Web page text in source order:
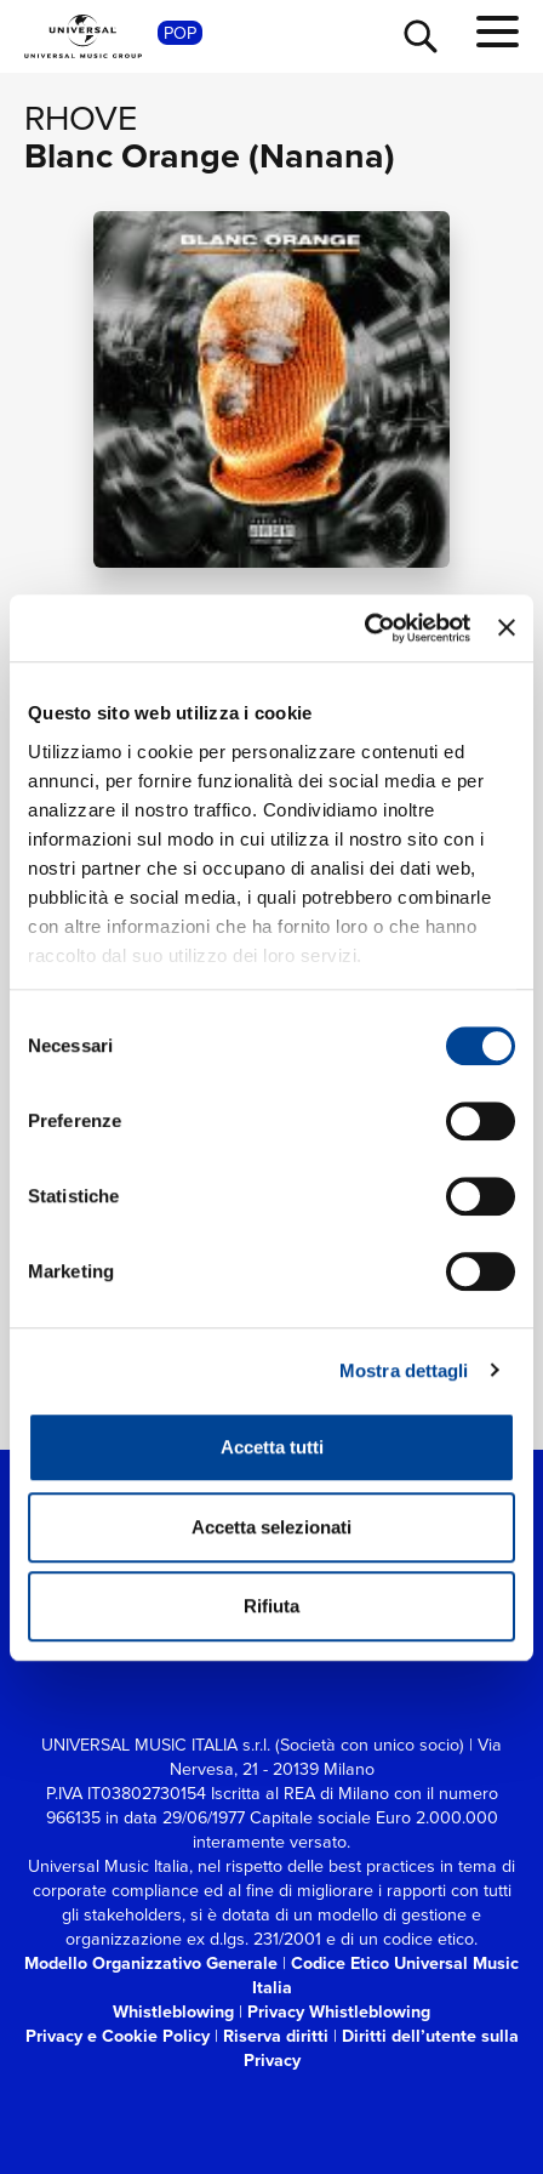
Questo sito web utilizza i cookie
Utilizziamo i cookie per personalizzare contenuti ed
annunci, per fornire funzionalità dei social media e per
analizzare il nostro traffico. Condividiamo inoltre
informazioni sul modo in cui utilizza il nostro sito con i
nostri partner che si occupano di analisi dei dati web,
pubblicità e social media, i quali potrebbero combinarle
con altre informazioni che ha fornito loro o che hanno
raccolto dal suo utilizzo dei loro servizi.
delNecessari
Preferenze
Statistiche
Marketing
Mostra dettagli
Accetta tutti
Accetta selezionati
Rifiuta
POP
RHOVE
Blanc Orange (Nanana)
Tracklist:
1 Blanc Orange (Nanana)
Formati disponibili:
Digitale
Etichetta:
Home Pop > Blanc Orange (Nanana)
UNIVERSAL MUSIC ITALIA s.r.l. (Società con unico socio) | Via
Nervesa, 21 - 20139 Milano
P.IVA IT03802730154 Iscritta al REA di Milano con il numero
966135 in data 29/06/1977 Capitale sociale Euro 2.000.000
interamente versato.
Universal Music Italia, nel rispetto delle best practices in tema di
corporate compliance ed al fine di migliorare i rapporti con tutti
gli stakeholders, si è dotata di un modello di gestione e
organizzazione ex d.lgs. 231/2001 e di un codice etico.
Modello Organizzativo Generale | Codice Etico Universal Music
Italia
Whistleblowing | Privacy Whistleblowing
Privacy e Cookie Policy| Riserva diritti | Diritti dell’utente sulla
Privacy
SHOP
TOUR
NEWS
RICERCA
CHI SIAMO
CONTATTI
NEWSLETTER